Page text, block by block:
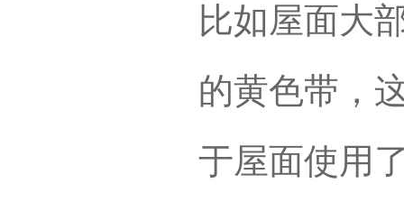
比如屋面大
的黄色带，
于屋面使用